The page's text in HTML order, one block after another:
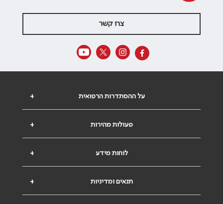
צרו קשר
+ על ההסתדרות הרפואית
+ פעולות מהירות
+ לוחות מידע
+ תנאים ומדיניות